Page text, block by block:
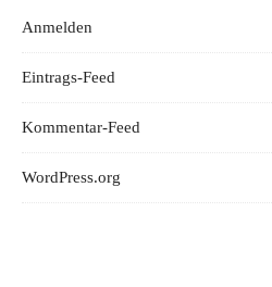
Anmelden
Eintrags-Feed
Kommentar-Feed
WordPress.org